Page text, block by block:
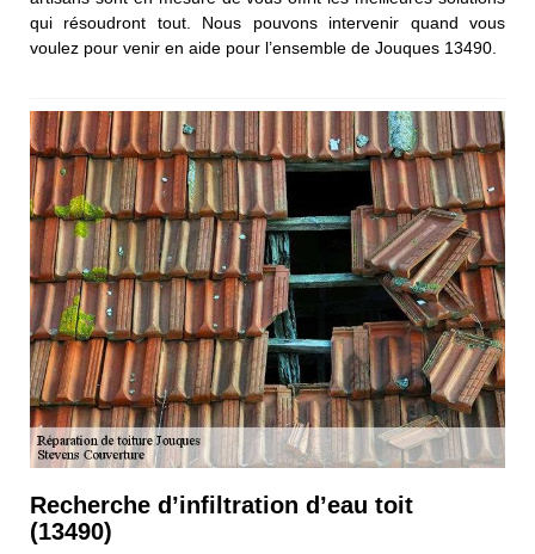
qui résoudront tout. Nous pouvons intervenir quand vous
voulez pour venir en aide pour l’ensemble de Jouques 13490.
Recherche d’infiltration d’eau toit
(13490)